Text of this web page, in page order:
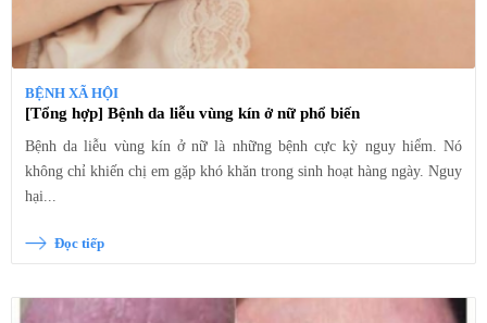
BỆNH XÃ HỘI
[Tổng hợp] Bệnh da liễu vùng kín ở nữ phổ biến
Bệnh da liễu vùng kín ở nữ là những bệnh cực kỳ nguy hiểm. Nó
không chỉ khiến chị em gặp khó khăn trong sinh hoạt hàng ngày. Nguy
hại...
Đọc tiếp